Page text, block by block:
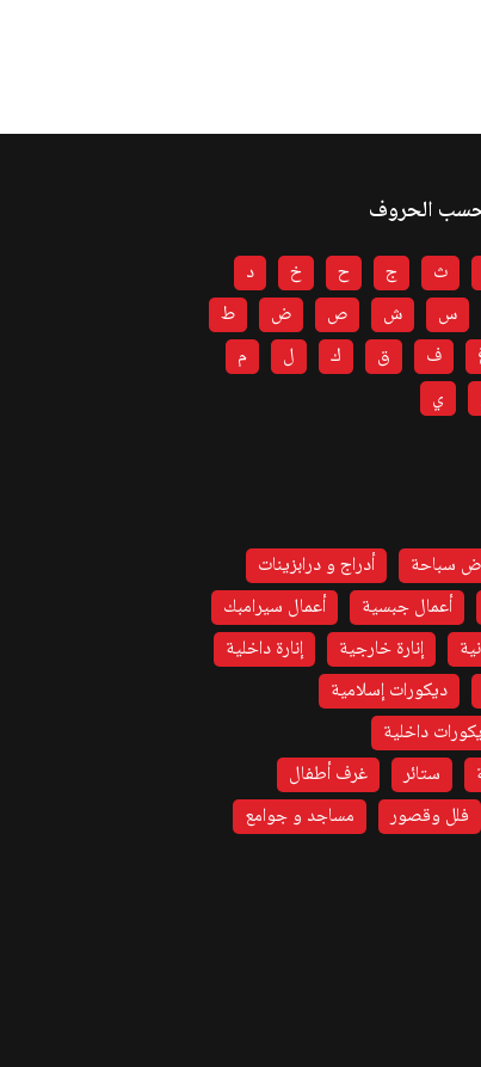
حسب الحروف
ث ج ح خ
د
س ش ص ض
ط
ف ق ك ل
م
ي
سباحة
أدراج و درابزينات
أعمال جبسية
أعمال سيرامبك
إنارة خارجية
إنارة داخلية
ديكورات إسلامية
داخلية
ستائر
غرف أطفال
فلل وقصور مساجد و جوامع